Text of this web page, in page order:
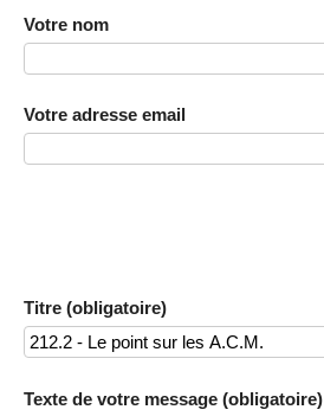
Votre nom
Votre adresse email
Titre (obligatoire)
Texte de votre message (obligatoire)